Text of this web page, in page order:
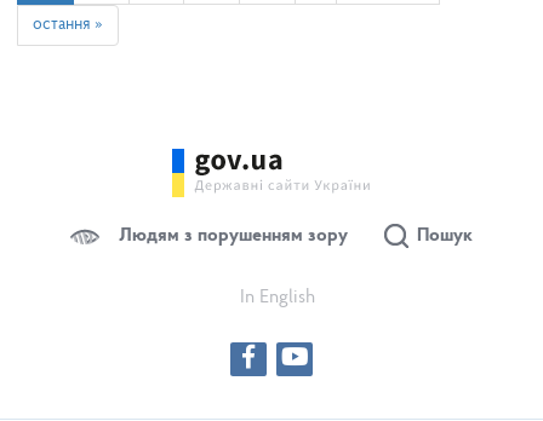
остання »
Людям з порушенням зору Пошук
In English